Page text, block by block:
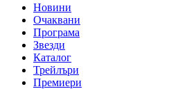
Новини
Очаквани
Програма
Звезди
Каталог
Трейлъри
Премиери